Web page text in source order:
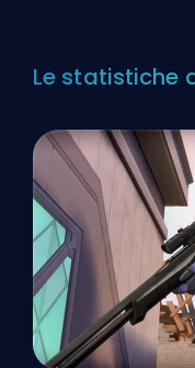
Le statistiche